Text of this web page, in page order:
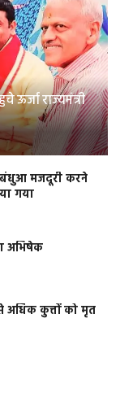
राज्यमंत्री
बंधुआ मजदूरी करने
गया
अभिषेक
कुत्तों को मृत